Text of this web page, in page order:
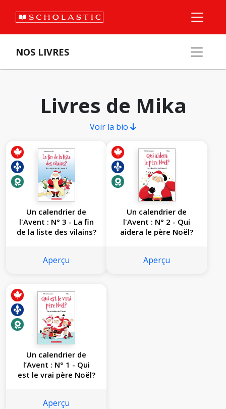
NOS LIVRES
Livres de Mika
Voir la bio
Un calendrier de
l'Avent : N° 3 - La fin
de la liste des vilains?
Aperçu
Un calendrier de
l'Avent : N° 2 - Qui
aidera le père Noël?
Aperçu
Un calendrier de
l’Avent : N° 1 - Qui
est le vrai père Noël?
Aperçu